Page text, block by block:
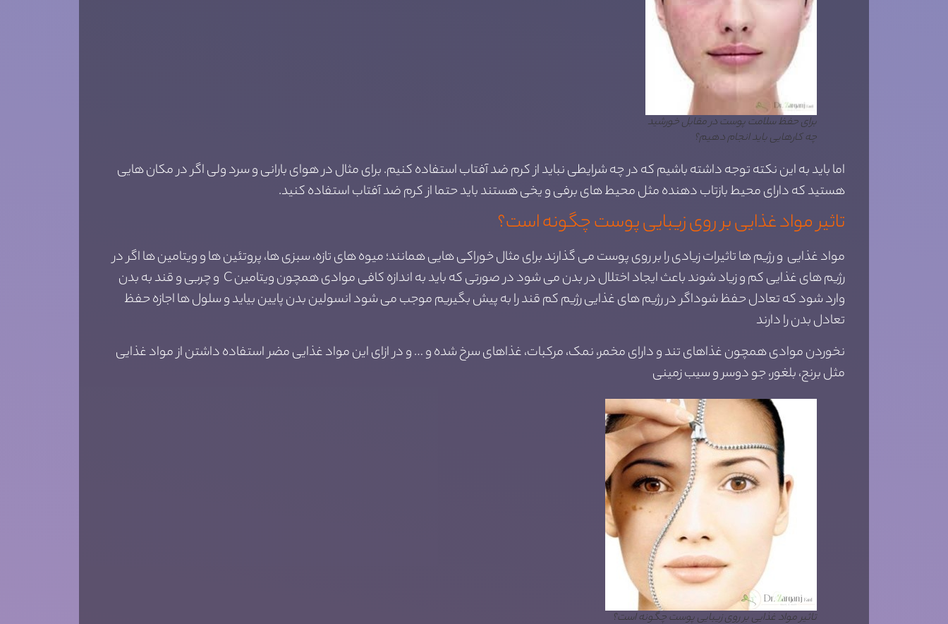
برای حفظ سلامت پوست در مقابل خورشید
چه کارهایی باید انجام دهیم؟
اما باید به این نکته توجه داشته باشیم که در چه شرایطی نباید از کرم ضد آفتاب استفاده کنیم. برای مثال در هوای بارانی و سرد ولی اگر در مکان هایی
هستید که دارای محیط بازتاب دهنده مثل محیط های برفی و یخی هستند باید حتما از کرم ضد آفتاب استفاده کنید.
تاثیر مواد غذایی بر روی زیبایی پوست چگونه است؟
مواد غذایی و رژیم ها تاثیرات زیادی را بر روی پوست می گذارند برای مثال خوراکی هایی همانند؛ میوه های تازه، سبزی ها، پروتئین ها و ویتامین ها اگر در
رژیم های غذایی کم و زیاد شوند باعث ایجاد اختلال در بدن می شود در صورتی که باید به اندازه کافی موادی همچون ویتامین C و چربی و قند به بدن
وارد شود که تعادل حفظ شوداگر در رژیم های غذایی رژیم کم قند را به پیش بگیریم موجب می شود انسولین بدن پایین بیاید و سلول ها اجازه حفظ
تعادل بدن را دارند
نخوردن موادی همچون غذاهای تند و دارای مخمر، نمک، مرکبات، غذاهای سرخ شده و … و در ازای این مواد غذایی مضر استفاده داشتن از مواد غذایی
مثل برنج، بلغور، جو دوسر و سیب زمینی
تاثیر مواد غذایی بر روی زیبایی پوست چگونه است؟